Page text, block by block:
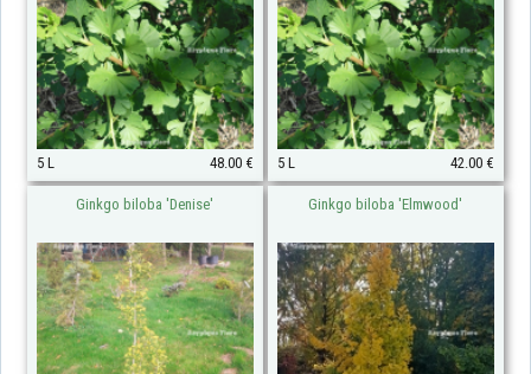
5 L 48.00 € 5 L 42.00 €
Ginkgo biloba 'Denise' Ginkgo biloba 'Elmwood'